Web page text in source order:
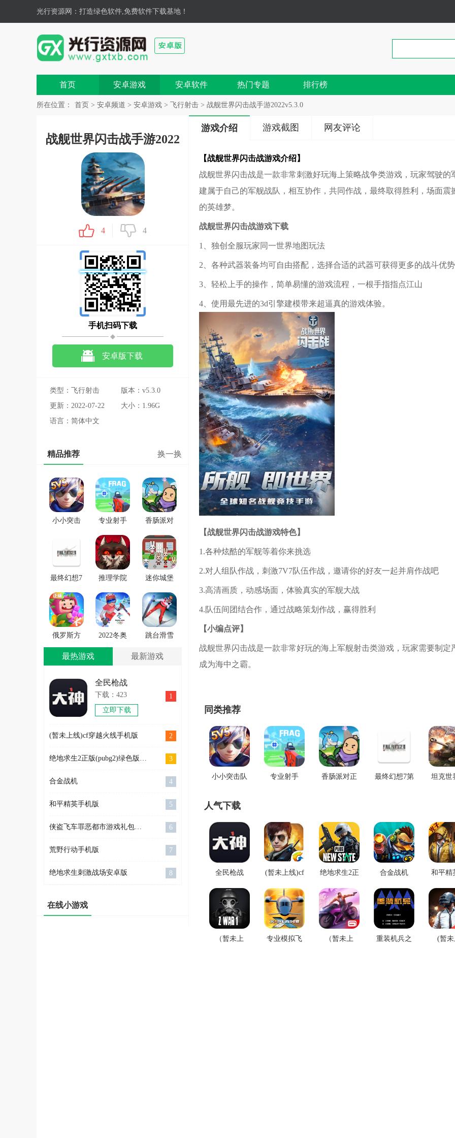
光行资源网 ：打造绿色软件,免费软件下载基地！
首页 安卓游戏 安卓软件 热门专题 排行榜
所在位置： 首页 > 安卓频道 > 安卓游戏 > 飞行射击 > 战舰世界闪击战手游2022v5.3.0
战舰世界闪击战手游2022
4 4
手机扫码下载
安卓版下载
类型：飞行射击
版本：v5.3.0
更新：2022-07-22
大小：1.96G
语言：简体中文
精品推荐 换一换
小小突击
专业射手
FRAG
香肠派对
正版手戏
最终幻想7
第一士兵
app
推理学院
手游安卓
版
迷你城堡
小镇新房
游戏
俄罗斯方
块环游记
2022
2022冬奥
滑雪冒险
（OlympicGamesJam2022）
跳台滑雪
SkiJumpingPro
最热游戏 最新游戏
全民枪战
下载：423
立即下载
1
(暂未上线)cf穿越火线手机版 2
绝地求生2正版(pubg2)绿色版下载 3
合金战机 4
和平精英手机版 5
侠盗飞车罪恶都市游戏礼包正版下载 6
荒野行动手机版 7
绝地求生刺激战场安卓版 8
在线小游戏
游戏介绍 游戏截图 网友评论
【战舰世界闪击战游戏介绍】
战舰世界闪击战是一款非常刺激好玩海上策略战争类游戏，玩家驾驶
建属于自己的军舰战队，相互协作，共同作战，最终取得胜利，场面
的英雄梦。
战舰世界闪击战游戏下载
1、独创全服玩家同一世界地图玩法
2、各种武器装备均可自由搭配，选择合适的武器可获得更多的战斗优
3、轻松上手的操作，简单易懂的游戏流程，一根手指指点江山
4、使用最先进的3d引擎建模带来超逼真的游戏体验。
【战舰世界闪击战游戏特色】
1.各种炫酷的军舰等着你来挑选
2.对人组队作战，刺激7V7队伍作战，邀请你的好友一起并肩作战吧
3.高清画质，动感场面，体验真实的军舰大战
4.队伍间团结合作，通过战略策划作战，赢得胜利
【小编点评】
战舰世界闪击战是一款非常好玩的海上军舰射击类游戏，玩家需要制
成为海中之霸。
同类推荐
小小突击队
专业射手
香肠派对正
最终幻想7第
坦克世
人气下载
全民枪战
(暂未上线)cf
机版
绝地求生2正
色版下载
合金战机
和平精
（暂未上
专业模拟飞
（暂未上
重装机兵之
(暂未